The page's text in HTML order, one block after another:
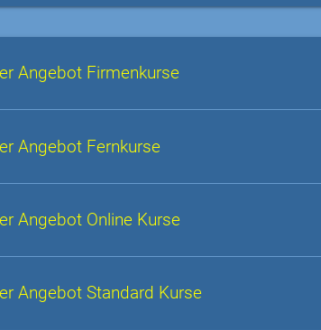
Angebot Firmenkurse
Angebot Fernkurse
Angebot Online Kurse
Angebot Standard Kurse